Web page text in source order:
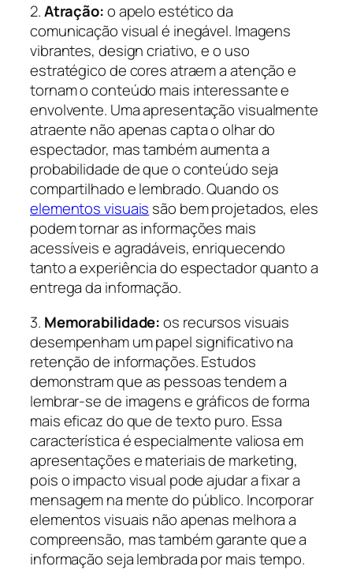
2.Atração:o apelo estético da
comunicação visual é inegável. Imagens
vibrantes, design criativo, e o uso
estratégico de cores atraem a atenção e
tornam o conteúdo mais interessante e
envolvente. Uma apresentação visualmente
atraente não apenas capta o olhar do
espectador, mas também aumenta a
probabilidade de que o conteúdo seja
compartilhado e lembrado. Quando os
elementos visuais são bem projetados, eles
podem tornar as informações mais
acessíveis e agradáveis, enriquecendo
tanto a experiência do espectador quanto a
entrega da informação.
3. Memorabilidade:os recursos visuais
desempenham um papel significativo na
retenção de informações. Estudos
demonstram que as pessoas tendem a
lembrar-se de imagens e gráficos de forma
mais eficaz do que de texto puro. Essa
característica é especialmente valiosa em
apresentações e materiais de marketing,
pois o impacto visual pode ajudar a fixar a
mensagem na mente do público. Incorporar
elementos visuais não apenas melhora a
compreensão, mas também garante que a
informação seja lembrada por mais tempo.